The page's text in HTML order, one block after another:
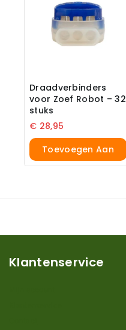
Draadverbinders
voor Zoef Robot – 32
stuks
€ 28,95
Toevoegen Aan
Winkelwagen
Klantenservice